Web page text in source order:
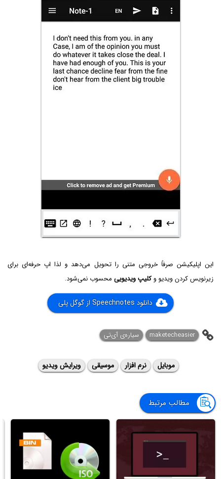
این اپلیکیشن صرفاً خروجی متنی را تحویل می‌دهد و لذا اپ حرفه‌ای برای
زیرنویس کردن ویدیو وکلیپ ویدیویی محسوب نمی‌شود.
دانلود Speechnotes از گوگل پلی
maketecheasier سیاره‌ی ‌آی‌تی
موبایل نرم افزار موسیقی ویرایش ویدیو
مطالب مرتبط